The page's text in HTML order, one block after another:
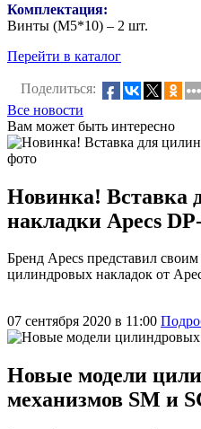
Комплектация:
Винты (М5*10) – 2 шт.
Перейти в каталог
Поделиться:
Все новости
Вам может быть интересно
Новинка! Вставка
накладки Apecs
Бренд Apecs представил
цилиндровых накладок от
07 сентября 2020 в 11:00
Новые модели
механизмов SM и